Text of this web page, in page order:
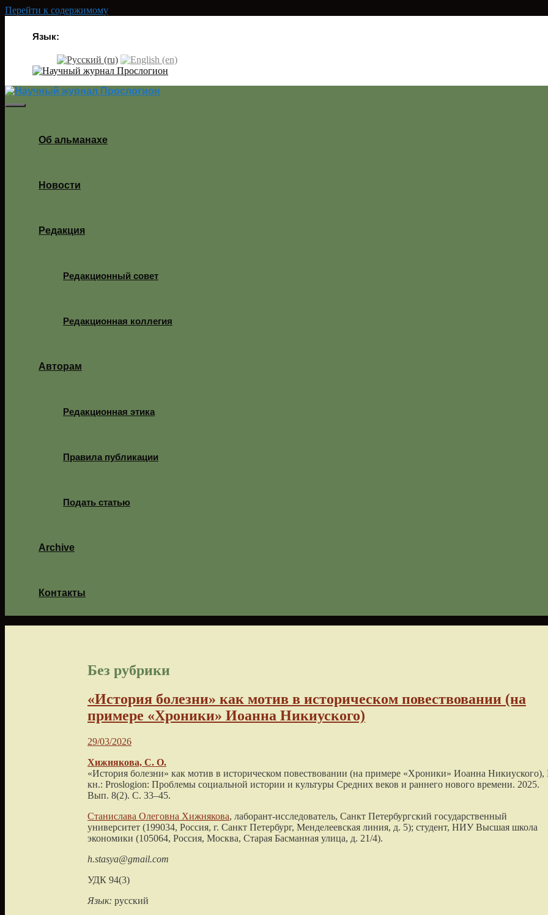
Перейти к содержимому
Язык:
Об альманахе
Новости
Редакция
Редакционный совет
Редакционная коллегия
Авторам
Редакционная этика
Правила публикации
Подать статью
Archive
Контакты
Без рубрики
«История болезни» как мотив в историческом повествовании (на
примере «Хроники» Иоанна Никиуского)
29/03/2026
Хижнякова, С. О.
«История болезни» как мотив в историческом повествовании (на примере «Хроники» Иоанна Никиуского),
кн.: Proslogion: Проблемы социальной истории и культуры Средних веков и раннего нового времени. 2025.
Вып. 8(2). С. 33–45.
Станислава Олеговна Хижнякова, лаборант-исследователь, Санкт Петербургский государственный
университет (199034, Россия, г. Санкт Петербург, Менделеевская линия, д. 5); студент, НИУ Высшая школа
экономики (105064, Россия, Москва, Старая Басманная улица, д. 21/4).
h.stasya@gmail.com
УДК 94(3)
Язык: русский